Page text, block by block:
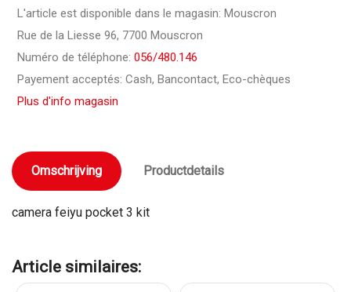
L'article est disponible dans le magasin: Mouscron
Rue de la Liesse 96, 7700 Mouscron
Numéro de téléphone:056/480.146
Payement acceptés: Cash, Bancontact, Eco-chèques
Plus d'info magasin
Omschrijving Productdetails
camera feiyu pocket 3 kit
Article similaires: